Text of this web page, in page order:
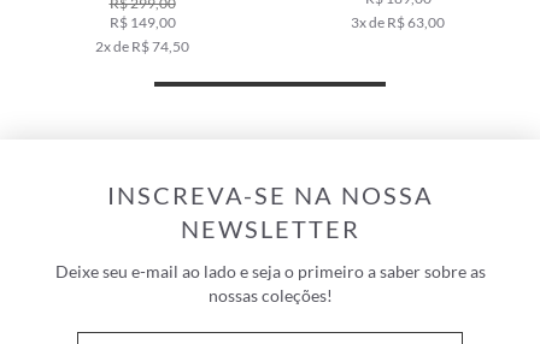
R$ 149,00
2x de R$ 74,50
3x de R$ 63,00
INSCREVA-SE NA NOSSA
NEWSLETTER
Deixe seu e-mail ao lado e seja o primeiro a saber sobre as
nossas coleções!